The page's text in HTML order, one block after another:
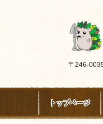
〒246-
トップページ